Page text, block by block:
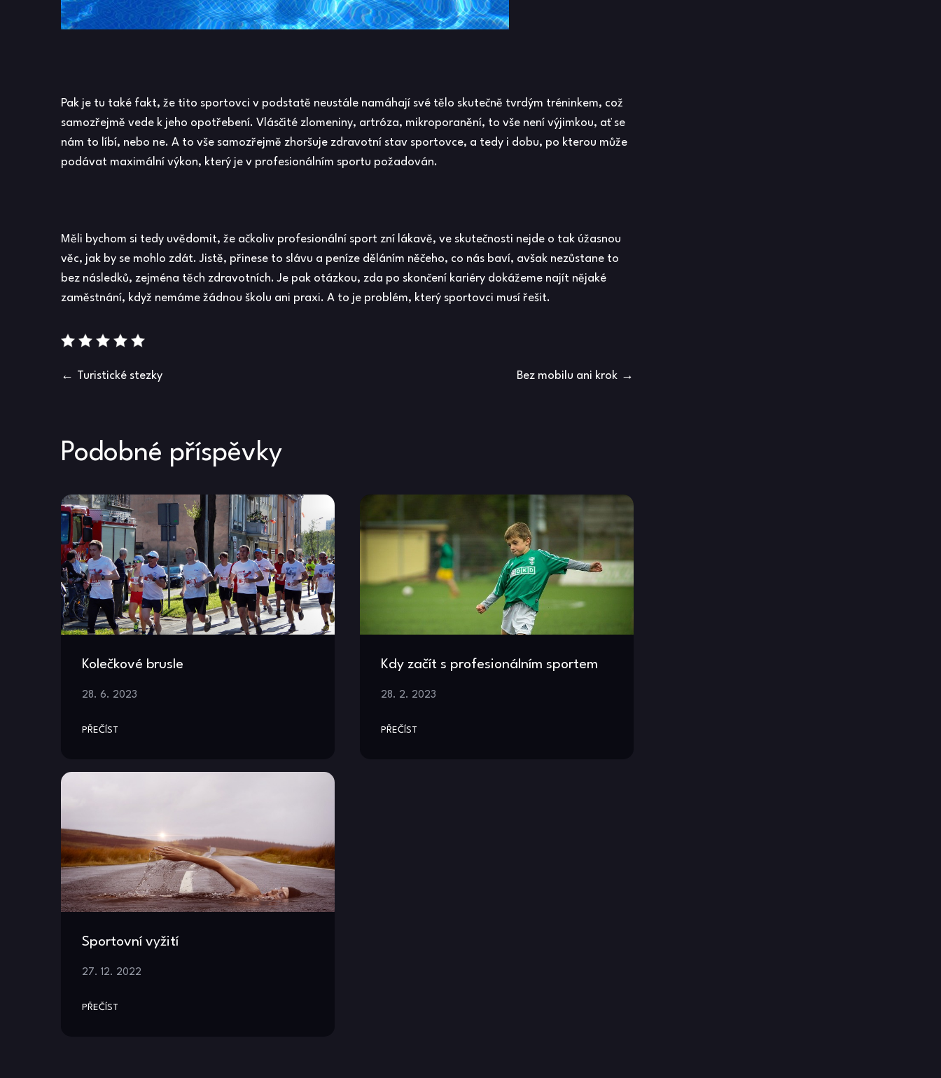
Pak je tu také fakt, že tito sportovci v podstatě neustále namáhají své tělo skutečně tvrdým tréninkem, což
samozřejmě vede k jeho opotřebení. Vlásčité zlomeniny, artróza, mikroporanění, to vše není výjimkou, ať se
nám to líbí, nebo ne. A to vše samozřejmě zhoršuje zdravotní stav sportovce, a tedy i dobu, po kterou může
podávat maximální výkon, který je v profesionálním sportu požadován.
Měli bychom si tedy uvědomit, že ačkoliv profesionální sport zní lákavě, ve skutečnosti nejde o tak úžasnou
věc, jak by se mohlo zdát. Jistě, přinese to slávu a peníze děláním něčeho, co nás baví, avšak nezůstane to
bez následků, zejména těch zdravotních. Je pak otázkou, zda po skončení kariéry dokážeme najít nějaké
zaměstnání, když nemáme žádnou školu ani praxi. A to je problém, který sportovci musí řešit.
Navigace
příspěvek
Turistické stezky Bez mobilu ani krok
Podobné příspěvky
Kolečkové brusle
28. 6. 2023
PŘEČÍST
Kdy začít s profesionálním sportem
28. 2. 2023
PŘEČÍST
Sportovní vyžití
27. 12. 2022
PŘEČÍST